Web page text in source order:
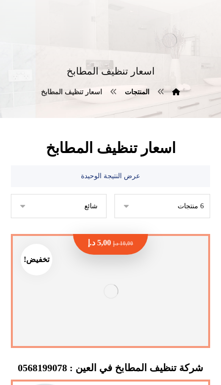
اسعار تنظيف المطابخ
المنتجات اسعار تنظيف المطابخ
اسعار تنظيف المطابخ
عرض النتيجة الوحيدة
تخفيض!
شركة تنظيف المطابخ في العين : 0568199078
10,00 د.إ 5,00 د.إ